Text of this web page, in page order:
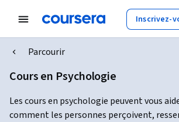
Inscrivez-
Parcourir
Cours en Psychologie
Les cours en psychologie peuvent vous
comment les personnes perçoivent,